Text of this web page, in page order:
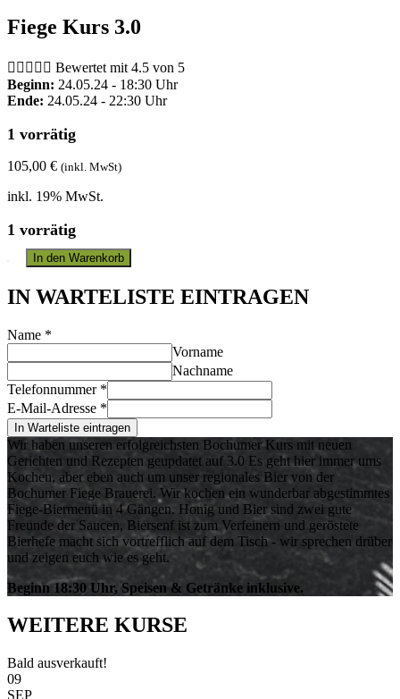
Fiege Kurs 3.0
     Bewertet mit 4.5 von 5
Beginn: 24.05.24 - 18:30 Uhr
Ende: 24.05.24 - 22:30 Uhr
1 vorrätig
105,00 € (inkl. MwSt)
inkl. 19% MwSt.
1 vorrätig
In den Warenkorb
IN WARTELISTE EINTRAGEN
Name *
Vorname
Nachname
Telefonnummer *
E-Mail-Adresse *
In Warteliste eintragen
Wir haben unseren erfolgreichsten Bochumer Kurs mit neuen
Gerichten und Rezepten geupdatet auf 3.0 Es geht hier immer ums
Kochen, aber eben auch um unser regionales Bier von der
Bochumer Fiege Brauerei. Wir kochen ein wunderbar abgestimmtes
Fiege-Biermenü in 4 Gängen. Honig und Bier sind zwei gute
Freunde der Saucen, Biersenf ist zum Verfeinern und geröstete
Bierhefe macht sich vortrefflich auf dem Tisch - wir sprechen drüber
und zeigen euch wie es geht.
Beginn 18:30 Uhr, Speisen & Getränke inklusive.
WEITERE KURSE
Bald ausverkauft!
09
SEP